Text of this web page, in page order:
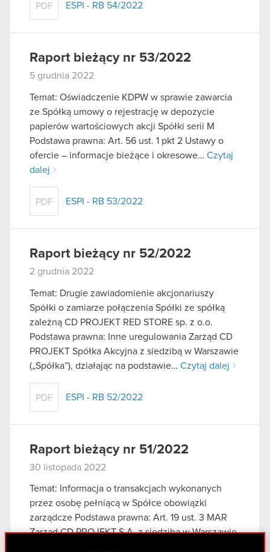
PDF ESPI - RB 54/2022
Raport bieżący nr 53/2022
5 grudnia 2022
Temat: Oświadczenie KDPW w sprawie zawarcia
ze Spółką umowy o rejestrację w depozycie
papierów wartościowych akcji Spółki serii M
Podstawa prawna: Art. 56 ust. 1 pkt 2 Ustawy o
ofercie – informacje bieżące i okresowe… Czytaj
dalej
PDF ESPI - RB 53/2022
Raport bieżący nr 52/2022
2 grudnia 2022
Temat: Drugie zawiadomienie akcjonariuszy
Spółki o zamiarze połączenia Spółki ze spółką
zależną CD PROJEKT RED STORE sp. z o.o.
Podstawa prawna: Inne uregulowania Zarząd CD
PROJEKT Spółka Akcyjna z siedzibą w Warszawie
(„Spółka”), działając na podstawie… Czytaj dalej
PDF ESPI - RB 52/2022
Raport bieżący nr 51/2022
30 listopada 2022
Temat: Informacja o transakcjach wykonanych
przez osobę pełniącą w Spółce obowiązki
zarządcze Podstawa prawna: Art. 19 ust. 3 MAR
Zarząd CD PROJEKT S.A. z siedzibą w Warszawie